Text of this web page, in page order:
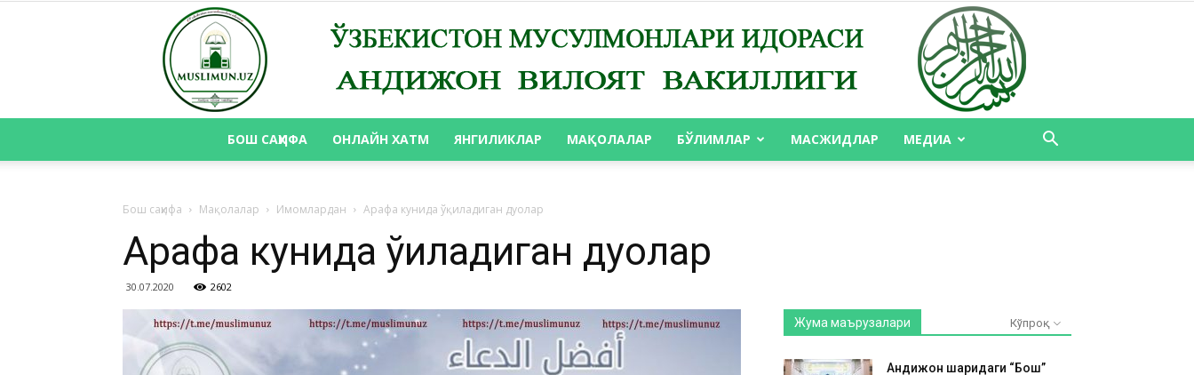
БОШ САҲИФА ОНЛАЙН ХАТМ ЯНГИЛИКЛАР МАҚОЛАЛАР БЎЛИМЛАР МАСЖИДЛАР МЕДИА
Бош саҳифа Мақолалар Имомлардан Арафа кунида ўқиладиган дуолар
Арафа кунида ўқиладиган дуолар
30.07.2020 2602
Жума маърузалари Кўпроқ
Андижон шаҳридаги “Бош”